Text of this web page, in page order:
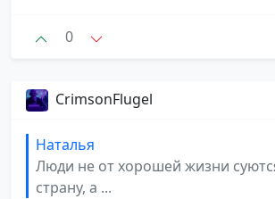
0
CrimsonFlugel
Наталья
Люди не от хорошей жизни
страну, а ...